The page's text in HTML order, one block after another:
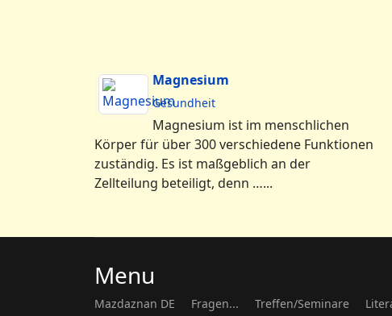
Magnesium
Gesundheit
Magnesium ist im menschlichen
Körper für über 300 verschiedene Funktionen
zuständig. Es ist maßgeblich an der
Zellteilung beteiligt, denn …...
Menu
Mazdaznan DE Fragen... Treffen/Seminare